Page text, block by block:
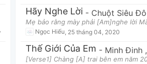
Hãy Nghe Lời - Chuột Siêu Đô
Ngọc Hiếu 25 tháng 04, 2020
Thế Giới Của Em - Minh Đinh ,